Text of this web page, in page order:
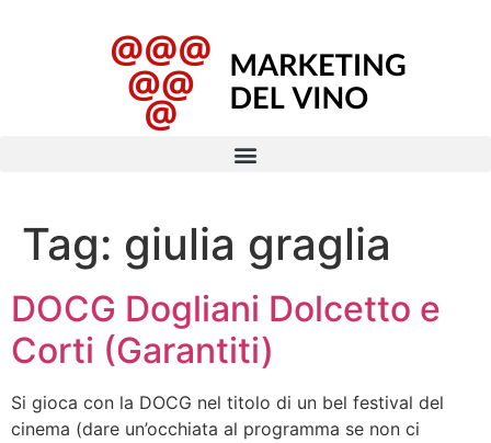
Tag: giulia graglia
DOCG Dogliani Dolcetto e
Corti (Garantiti)
Si gioca con la DOCG nel titolo di un bel festival del
cinema (dare un’occhiata al programma se non ci